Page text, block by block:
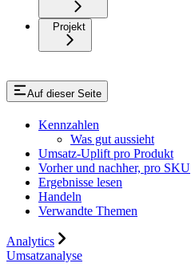
Projekt
Auf dieser Seite
Kennzahlen
Was gut aussieht
Umsatz-Uplift pro Produkt
Vorher und nachher, pro SKU
Ergebnisse lesen
Handeln
Verwandte Themen
Analytics
Umsatzanalyse